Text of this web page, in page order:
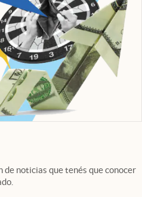
de noticias que tenés que conocer